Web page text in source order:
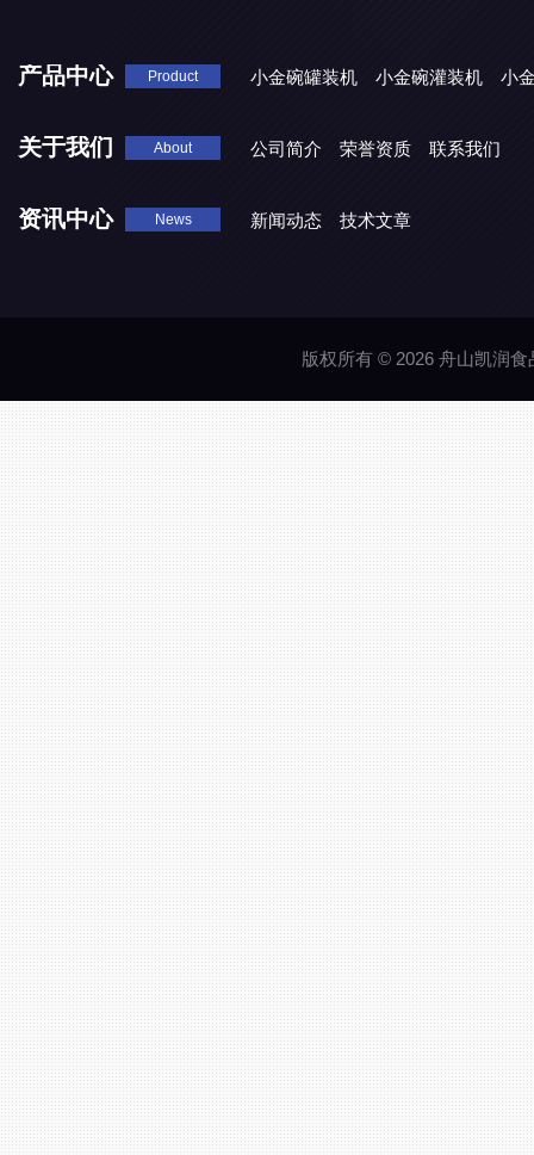
产品中心 Product 小金碗罐装机 小金碗灌装机 小
关于我们 About 公司简介 荣誉资质 联系我们
资讯中心 News 新闻动态 技术文章
版权所有 © 2026 舟山凯润